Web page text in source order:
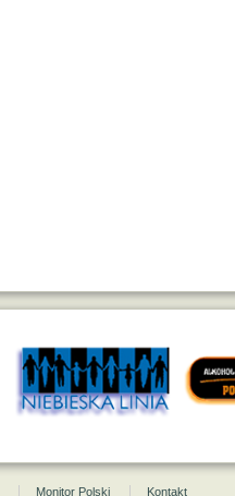
Monitor Polski Kontakt